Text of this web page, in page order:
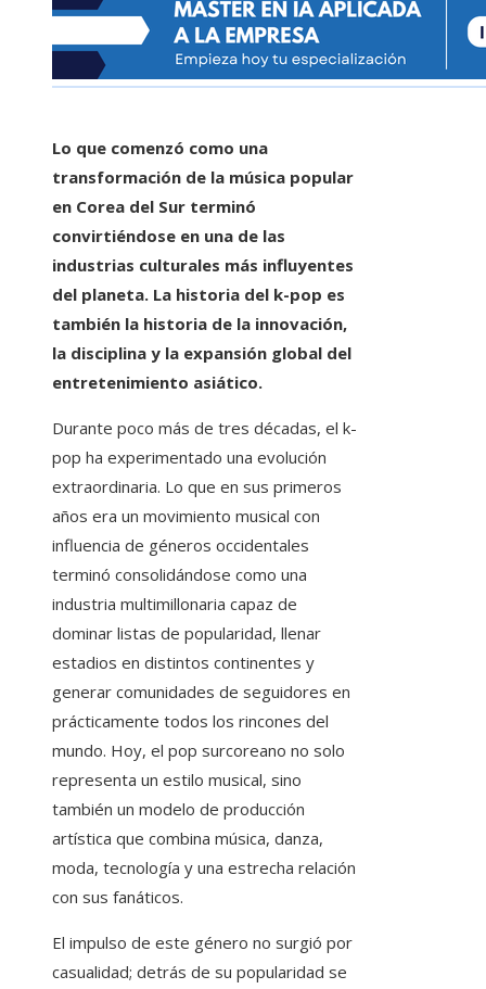
Lo que comenzó como una
transformación de la música popular
en Corea del Sur terminó
convirtiéndose en una de las
industrias culturales más influyentes
del planeta. La historia del k-pop es
también la historia de la innovación,
la disciplina y la expansión global del
entretenimiento asiático.
Durante poco más de tres décadas, el k-
pop ha experimentado una evolución
extraordinaria. Lo que en sus primeros
años era un movimiento musical con
influencia de géneros occidentales
terminó consolidándose como una
industria multimillonaria capaz de
dominar listas de popularidad, llenar
estadios en distintos continentes y
generar comunidades de seguidores en
prácticamente todos los rincones del
mundo. Hoy, el pop surcoreano no solo
representa un estilo musical, sino
también un modelo de producción
artística que combina música, danza,
moda, tecnología y una estrecha relación
con sus fanáticos.
El impulso de este género no surgió por
casualidad; detrás de su popularidad se